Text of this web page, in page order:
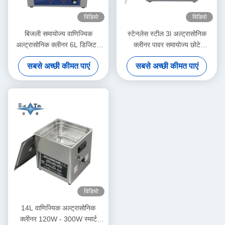
विडियो
बिजली समायोज्य वाणिज्यिक
अल्ट्रासोनिक क्लीनर 6L डिजिटल
अल्ट्रासोनिक क्लीनर 70W -
180W
सबसे अच्छी कीमत पाएं
विडियो
स्टेनलेस स्टील 3l अल्ट्रासोनिक
क्लीनर पावर समायोज्य छोटे
अल्ट्रासोनिक क्लीनर बुद्धिमान
सबसे अच्छी कीमत पाएं
विडियो
14L वाणिज्यिक अल्ट्रासोनिक
क्लीनर 120W - 300W स्मार्ट